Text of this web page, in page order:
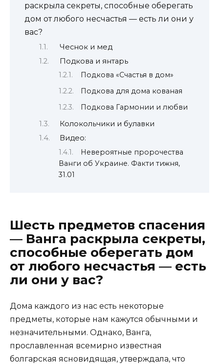
раскрыла секреты, способные оберегать
дом от любого несчастья — есть ли они у
вас?
Чеснок и мед
Подкова и янтарь
Подкова «Счастья в дом»
Подкова для дома кованая
Подкова Гармонии и любви
Колокольчики и булавки
Видео:
Невероятные пророчества
Ванги об Украине. Факти тижня,
31.01
Шесть предметов спасения
— Ванга раскрыла секреты,
способные оберегать дом
от любого несчастья — есть
ли они у вас?
Дома каждого из нас есть некоторые
предметы, которые нам кажутся обычными и
незначительными. Однако, Ванга,
прославленная всемирно известная
болгарская ясновидящая, утверждала, что